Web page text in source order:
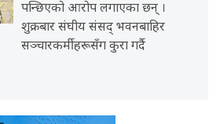
पन्छिएको आरोप लगाएका छन् ।
शुक्रबार संघीय संसद् भवनबाहिर
सञ्चारकर्मीहरूसँग कुरा गर्दै